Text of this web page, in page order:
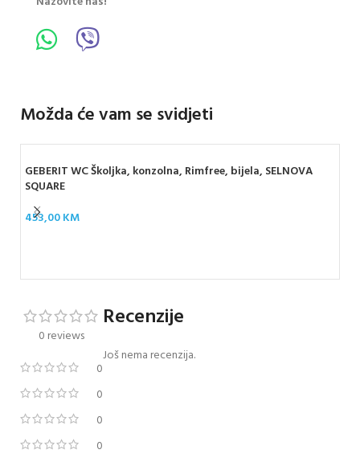
Možda će vam se svidjeti
GEBERIT WC Školjka, konzolna, Rimfree, bijela, SELNOVA
SQUARE
453,00KM
0 reviews
0
0
0
0
Recenzije
Još nema recenzija.